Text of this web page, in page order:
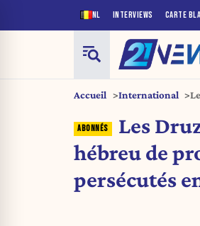
NL INTERVIEWS CARTE
Accueil International
Les
hébreu de
persécutés